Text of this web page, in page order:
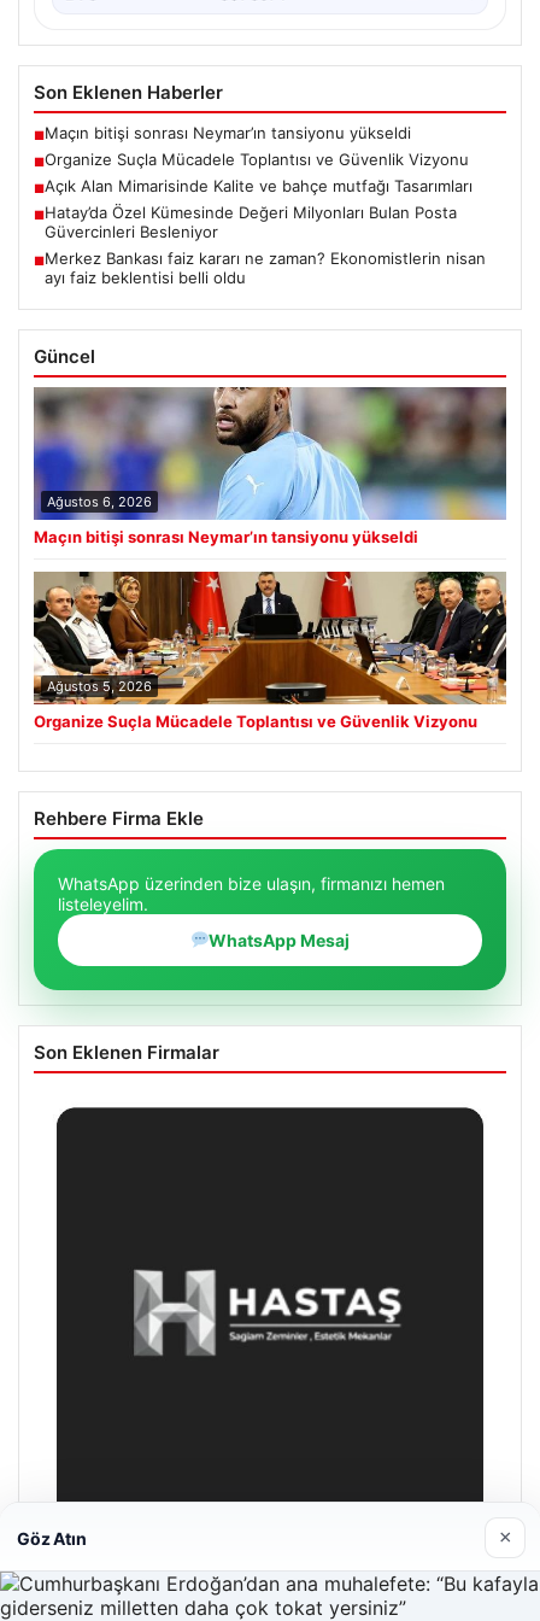
Son Eklenen Haberler
■Maçın bitişi sonrası Neymar’ın tansiyonu yükseldi
■Organize Suçla Mücadele Toplantısı ve Güvenlik Vizyonu
■Açık Alan Mimarisinde Kalite ve bahçe mutfağı Tasarımları
■Hatay’da Özel Kümesinde Değeri Milyonları Bulan Posta
Güvercinleri Besleniyor
■Merkez Bankası faiz kararı ne zaman? Ekonomistlerin nisan
ayı faiz beklentisi belli oldu
Güncel
Ağustos 6, 2026
Maçın bitişi sonrası Neymar’ın tansiyonu yükseldi
Ağustos 5, 2026
Organize Suçla Mücadele Toplantısı ve Güvenlik Vizyonu
Rehbere Firma Ekle
WhatsApp üzerinden bize ulaşın, firmanızı hemen
listeleyelim.
WhatsApp Mesaj
Son Eklenen Firmalar
Enes Kaplan Avukatlık Bürosu
Nisan 28, 2026
Göz Atın ×